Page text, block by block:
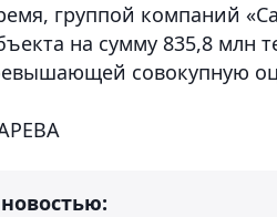
группой компаний
на сумму 835,8 млн
совокупную